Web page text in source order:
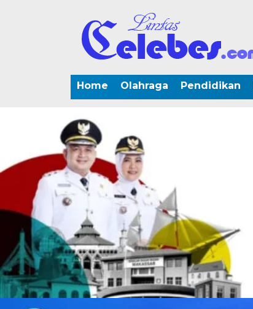
Home Olahraga Pendidikan